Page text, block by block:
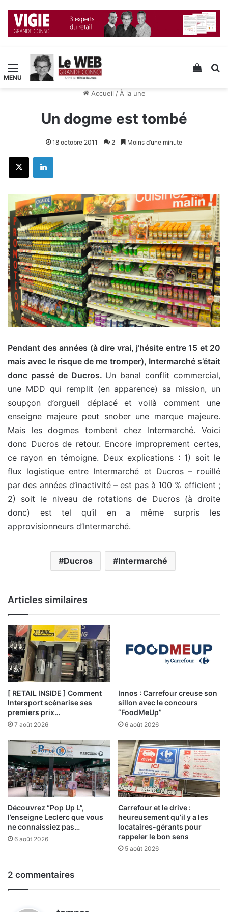
Menu Voir
Accueil / À la une
Un dogme est tombé
18 octobre 2011 2 Moins d’une minute
X Linkedin
Pendant des années (à dire vrai, j’hésite entre 15 et 20
mais avec le risque de me tromper), Intermarché s’était
donc passé de Ducros. Un banal conflit commercial,
une MDD qui remplit (en apparence) sa mission, un
soupçon d’orgueil déplacé et voilà comment une
enseigne majeure peut snober une marque majeure.
Mais les dogmes tombent chez Intermarché. Voici
donc Ducros de retour. Encore improprement certes,
ce rayon en témoigne. Deux explications : 1) soit le
flux logistique entre Intermarché et Ducros – rouillé
par des années d’inactivité – est pas à 100 % efficient ;
2) soit le niveau de rotations de Ducros (à droite
donc) est tel qu’il en a même surpris les
approvisionneurs d’Intermarché.
Ducros Intermarché
Articles similaires
[ RETAIL INSIDE ] Comment
Intersport scénarise ses
premiers prix…
7 août 2026
Innos : Carrefour creuse son
sillon avec le concours
“FoodMeUp”
6 août 2026
Découvrez “Pop Up L”,
l’enseigne Leclerc que vous
ne connaissiez pas…
6 août 2026
Carrefour et le drive :
heureusement qu’il y a les
locataires-gérants pour
rappeler le bon sens
5 août 2026
2 commentaires